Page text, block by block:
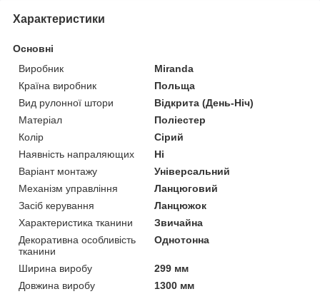
Характеристики
Основні
Виробник
Miranda
Країна виробник
Польща
Вид рулонної штори
Відкрита (День-Ніч)
Матеріал
Поліестер
Колір
Сірий
Наявність напраляющих
Ні
Варіант монтажу
Універсальний
Механізм управління
Ланцюговий
Засіб керування
Ланцюжок
Характеристика тканини
Звичайна
Декоративна особливість
тканини
Однотонна
Ширина виробу
299 мм
Довжина виробу
1300 мм